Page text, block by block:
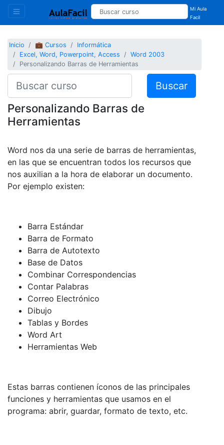
Mi Aula
Facil
Inicio 💼 Cursos
Informática
Excel, Word, Powerpoint, Access
Word 2003
Personalizando Barras de Herramientas
Buscar
Personalizando Barras de
Herramientas
Word nos da una serie de barras de herramientas,
en las que se encuentran todos los recursos que
nos auxilian a la hora de elaborar un documento.
Por ejemplo existen:
Barra Estándar
Barra de Formato
Barra de Autotexto
Base de Datos
Combinar Correspondencias
Contar Palabras
Correo Electrónico
Dibujo
Tablas y Bordes
Word Art
Herramientas Web
Estas barras contienen íconos de las principales
funciones y herramientas que usamos en el
programa: abrir, guardar, formato de texto, etc.